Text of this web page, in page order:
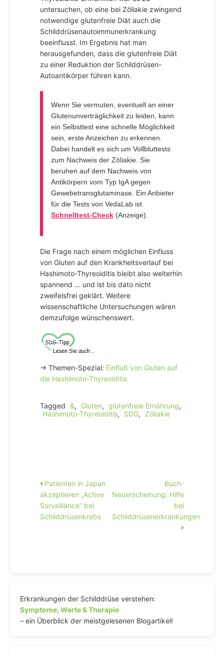
untersuchen, ob eine bei Zöliakie zwingend
notwendige glutenfreie Diät auch die
Schilddrüsenautoimmunerkrankung
beeinflusst. Im Ergebnis hat man
herausgefunden, dass die glutenfreie Diät
zu einer Reduktion der Schilddrüsen-
Autoantikörper führen kann.
Wenn Sie vermuten, eventuell an einer
Glutenunverträglichkeit zu leiden, kann
ein Selbsttest eine schnelle Möglichkeit
sein, erste Anzeichen zu erkennen.
Dabei handelt es sich um Vollbluttests
zum Nachweis der Zöliakie. Sie
beruhen auf dem Nachweis von
Antikörpern vom Typ IgA gegen
Gewebetransglutaminase. Ein Anbieter
für die Tests von VedaLab ist
Schnelltest-Check (Anzeige).
Die Frage nach einem möglichen Einfluss
von Gluten auf den Krankheitsverlauf bei
Hashimoto-Thyreoiditis bleibt also weiterhin
spannend … und ist bis dato nicht
zweifelsfrei geklärt. Weitere
wissenschaftliche Untersuchungen wären
demzufolge wünschenswert.
→ Themen-Spezial: Einfluß von Gluten auf
die Hashimoto-Thyreoiditis
Tagged &, Gluten, glutenfreie Ernährung,
Hashimoto-Thyreoiditis, SDG, Zöliakie
Beitragsnavigation
Patienten in Japan
akzeptieren „Active
Surveillance“ bei
Schilddrüsenkrebs
Buch-
Neuerscheinung: Hilfe
bei
Schilddrüsenerkrankungen
Erkrankungen der Schilddrüse verstehen:
Symptome, Werte & Therapie
– ein Überblick der meistgelesenen Blogartikel!